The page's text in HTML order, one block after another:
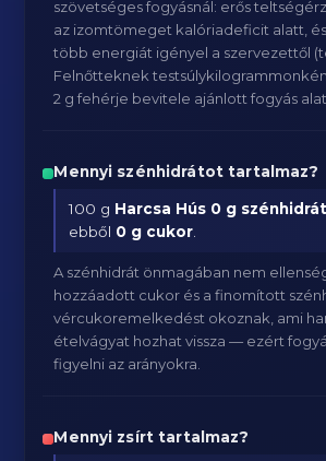
szövetséges fogyásnál: erős
az izomtömeget kalóriadeficit alatt,
több energiát igényel a szervezettől
Felnőtteknek
2 g fehérje bevitele ajánlott fogyás
Mennyi szénhidrátot tartalmaz?
100 g Harcsa Hús 0 g
ebből 0 g cukor
A szénhidrát önmagában nem
hozzáadott cukor és a finomított
vércukoremelkedést okoznak, ami
ételvágyat hozhat vissza — ezért
figyelni az arányokra.
Mennyi zsírt tartalmaz?